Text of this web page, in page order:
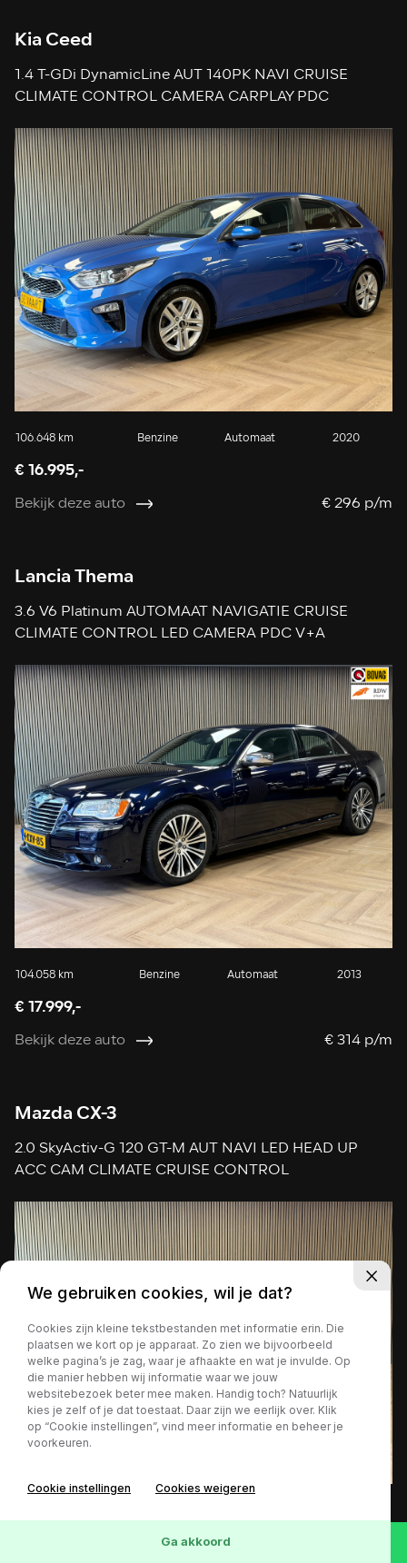
Kia Ceed
1.4 T-GDi DynamicLine AUT 140PK NAVI CRUISE
CLIMATE CONTROL CAMERA CARPLAY PDC
106.648 km Benzine Automaat 2020
€ 16.995,-
Bekijk deze auto € 296 p/m
Lancia Thema
3.6 V6 Platinum AUTOMAAT NAVIGATIE CRUISE
CLIMATE CONTROL LED CAMERA PDC V+A
104.058 km Benzine Automaat 2013
€ 17.999,-
Bekijk deze auto € 314 p/m
Mazda CX-3
2.0 SkyActiv-G 120 GT-M AUT NAVI LED HEAD UP
ACC CAM CLIMATE CRUISE CONTROL
We gebruiken cookies, wil je dat?
Cookies zijn kleine tekstbestanden met informatie erin. Die
plaatsen we kort op je apparaat. Zo zien we bijvoorbeeld
welke pagina’s je zag, waar je afhaakte en wat je invulde. Op
die manier hebben wij informatie waar we jouw
websitebezoek beter mee maken. Handig toch? Natuurlijk
kies je zelf of je dat toestaat. Daar zijn we eerlijk over. Klik
op “Cookie instellingen”, vind meer informatie en beheer je
voorkeuren.
Cookie instellingen Cookies weigeren
Ga akkoord